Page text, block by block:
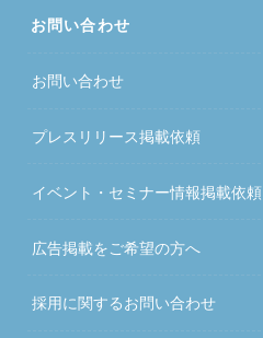
お問い合わせ
お問い合わせ
プレスリリース掲載依頼
イベント・セミナー情報掲載依頼
広告掲載をご希望の方へ
採用に関するお問い合わせ